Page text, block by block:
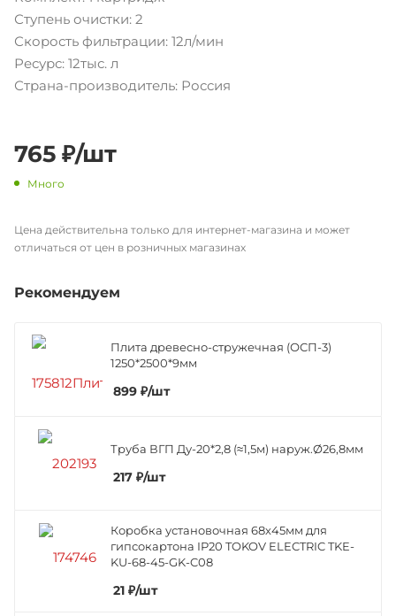
Ступень очистки: 2
Скорость фильтрации: 12л/мин
Ресурс: 12тыс. л
Страна-производитель: Россия
765 ₽/шт
Много
Цена действительна только для интернет-магазина и может
отличаться от цен в розничных магазинах
Рекомендуем
Плита древесно-стружечная (ОСП-3)
1250*2500*9мм
899 ₽/шт
Труба ВГП Ду-20*2,8 (≈1,5м) наруж.Ø26,8мм
217 ₽/шт
Коробка установочная 68х45мм для
гипсокартона IP20 TOKOV ELECTRIC TKE-
KU-68-45-GK-C08
21 ₽/шт